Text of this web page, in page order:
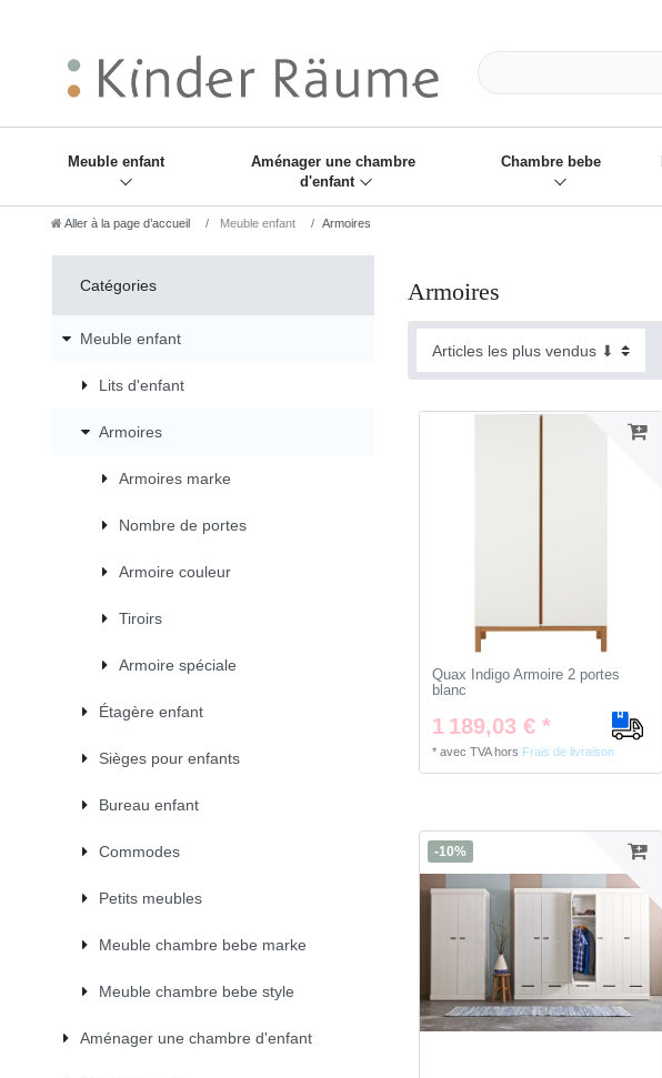
Meuble enfant
Aménager une chambre
d'enfant
Chambre bebe
Aller à la page d’accueil Meuble enfant Armoires
Catégories
Meuble enfant
Lits d'enfant
Armoires
Armoires marke
Nombre de portes
Armoire couleur
Tiroirs
Armoire spéciale
Étagère enfant
Sièges pour enfants
Bureau enfant
Commodes
Petits meubles
Meuble chambre bebe marke
Meuble chambre bebe style
Aménager une chambre d'enfant
Armoires
Quax Indigo Armoire 2 portes
blanc
1 189,03 € *
*avec TVAhors Frais de livraison
-10%